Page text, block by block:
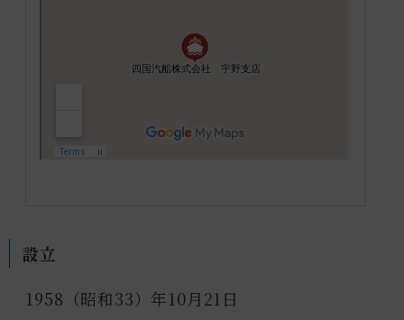
設立
1958（昭和33）年10月21日